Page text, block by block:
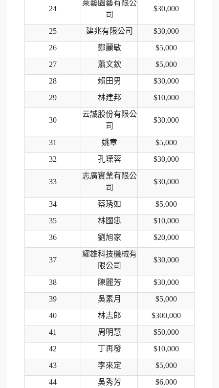
24
萊藝園藝有限公
司
$30,000
25 建兆有限公司
$30,000
26
鄭麗敏
$5,000
27
蕭文欽
$5,000
28
賴田男
$30,000
29
林建邦 $10,000
30
云誠股份有限公
司
$30,000
31 姚章
$5,000
32
孔瑮蓉 $30,000
33
志廣實業有限公
司
$30,000
34 蔡琇如
$5,000
35
林國忠
$10,000
36
劉旭家 $20,000
37
耀雄科技機械有
限公司
$30,000
38 陳麗芳
$30,000
39
吳素月
$5,000
40
林志郎
$300,000
41
周明慧
$50,000
42
丁再發
$10,000
43
李來定
$5,000
44
吳秀芳
$6,000